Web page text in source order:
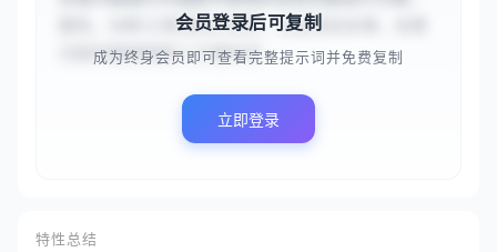
首先，分析{{深海奇幻世界，包含发光水母、古老
沉船和珊瑚城堡}}主题的适...
会员登录后可复制
成为终身会员即可查看完整提示词并免费复制
立即登录
特性总结